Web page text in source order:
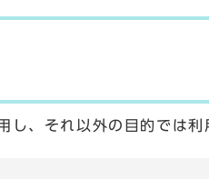
、それ以外の目的では利